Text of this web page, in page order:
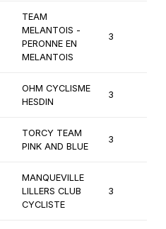
TEAM
MELANTOIS -
PERONNE EN
MELANTOIS
3
OHM CYCLISME
HESDIN
3
TORCY TEAM
PINK AND BLUE
3
MANQUEVILLE
LILLERS CLUB
CYCLISTE
3